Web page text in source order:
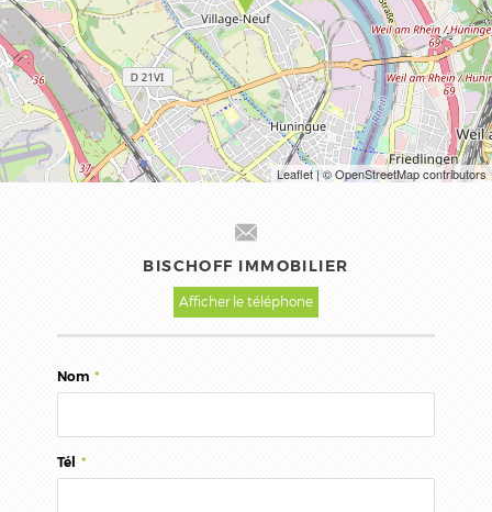
Leaflet| © OpenStreetMap contributors
BISCHOFF IMMOBILIER
Afficher le téléphone
Nom *
Tél *